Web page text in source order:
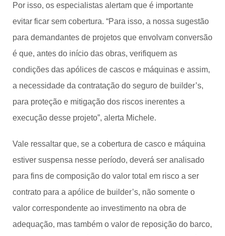
Por isso, os especialistas alertam que é importante
evitar ficar sem cobertura. “Para isso, a nossa sugestão
para demandantes de projetos que envolvam conversão
é que, antes do início das obras, verifiquem as
condições das apólices de cascos e máquinas e assim,
a necessidade da contratação do seguro de builder’s,
para proteção e mitigação dos riscos inerentes a
execução desse projeto”, alerta Michele.
Vale ressaltar que, se a cobertura de casco e máquina
estiver suspensa nesse período, deverá ser analisado
para fins de composição do valor total em risco a ser
contrato para a apólice de builder’s, não somente o
valor correspondente ao investimento na obra de
adequação, mas também o valor de reposição do barco,